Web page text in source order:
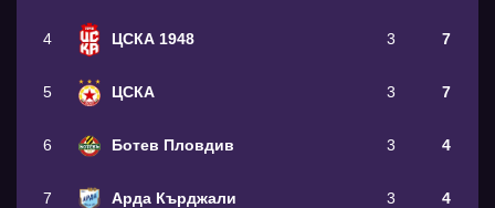
4 ЦСКА 1948 3 7
5 ЦСКА 3 7
6 Ботев Пловдив 3 4
7 Арда Кърджали 3 4